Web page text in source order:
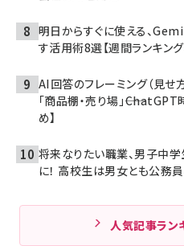
明日からすぐに使える、
す活用術8選【週間ランキング
AI回答のフレーミング（見せ
「商品棚・売り場」
め】
将来なりたい職業、男子中
に！ 高校生は男女とも公務員
人気記事ラン